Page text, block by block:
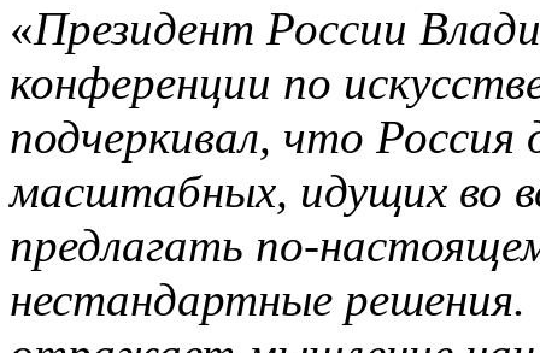
«Президент России
конференции по
подчеркивал, что
масштабных, идущих во
предлагать по-
нестандартные